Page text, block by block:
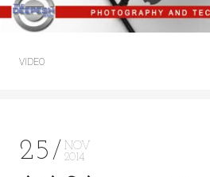
VIDEO
25
NOV
2014